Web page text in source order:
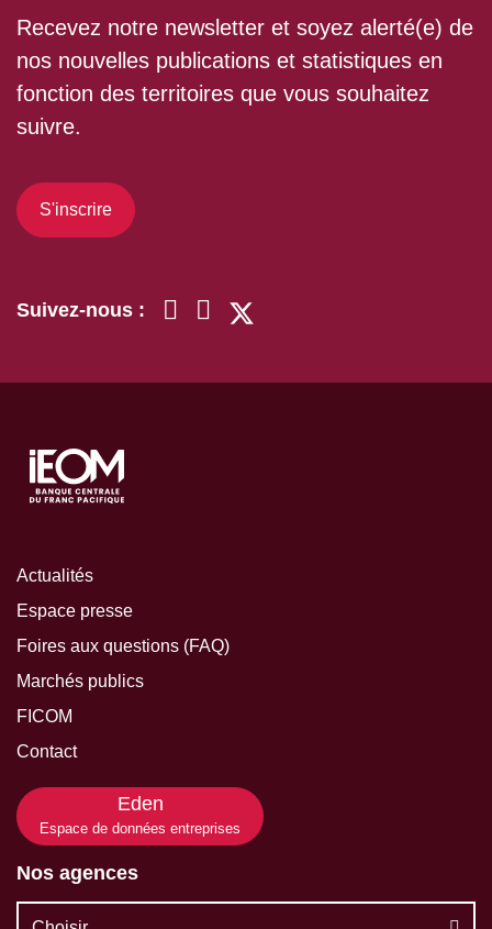
Recevez notre newsletter et soyez alerté(e) de
nos nouvelles publications et statistiques en
fonction des territoires que vous souhaitez
suivre.
S'inscrire
Suivez-nous :
Actualités
Espace presse
Foires aux questions (FAQ)
Marchés publics
FICOM
Contact
Eden
Espace de données entreprises
Nos agences